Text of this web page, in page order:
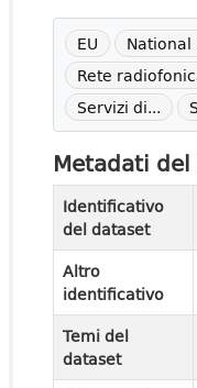
EU
Rete
Servizi di...
Metadati
Identificativo
del dataset
Altro
identificativo
Temi del
dataset